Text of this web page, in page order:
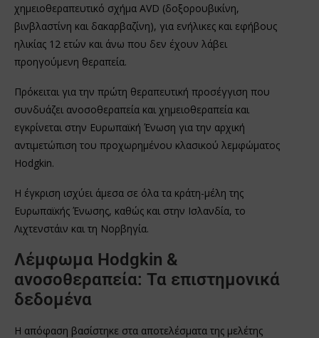
χημειοθεραπευτικό σχήμα AVD (δοξορουβικίνη,
βινβλαστίνη και δακαρβαζίνη), για ενήλικες και εφήβους
ηλικίας 12 ετών και άνω που δεν έχουν λάβει
προηγούμενη θεραπεία.
Πρόκειται για την πρώτη θεραπευτική προσέγγιση που
συνδυάζει ανοσοθεραπεία και χημειοθεραπεία και
εγκρίνεται στην Ευρωπαϊκή Ένωση για την αρχική
αντιμετώπιση του προχωρημένου κλασικού λεμφώματος
Hodgkin.
Η έγκριση ισχύει άμεσα σε όλα τα κράτη-μέλη της
Ευρωπαϊκής Ένωσης, καθώς και στην Ισλανδία, το
Λιχτενστάιν και τη Νορβηγία.
Λέμφωμα Hodgkin &
ανοσοθεραπεία: Τα επιστημονικά
δεδομένα
Η απόφαση βασίστηκε στα αποτελέσματα της μελέτης